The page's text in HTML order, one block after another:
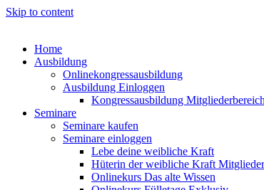
Skip to content
Home
Ausbildung
Onlinekongressausbildung
Ausbildung Einloggen
Kongressausbildung Mitgliederbereich
Seminare
Seminare kaufen
Seminare einloggen
Lebe deine weibliche Kraft
Hüterin der weibliche Kraft
Onlinekurs Das alte Wissen